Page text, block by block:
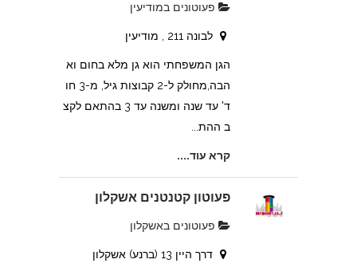
פעוטונים במודיעין
לבונה 211 , מודיעין
הגן המשפחתי הוא גן מלא בחום וא
הבה,מחולק ל-2 קבוצות גיל, מ-3 חו
ד' עד שנה ומשנה עד 3 בהתאם לקצ
ב ההת...
קרא עוד....
פעוטון קטנטנים אשקלון
פעוטונים באשקלון
דרך היין 13 (ברנע) אשקלון